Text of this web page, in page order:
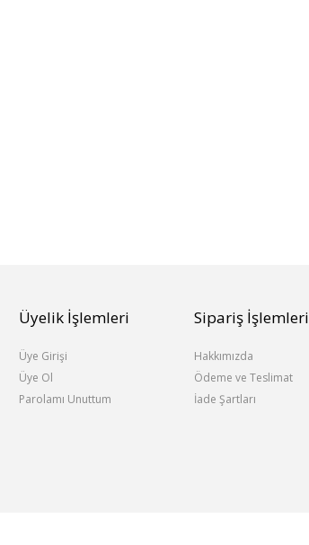
Üyelik İşlemleri
Üye Girişi
Üye Ol
Parolamı Unuttum
Sipariş İşlemleri
Hakkımızda
Ödeme ve Teslimat
İade Şartları